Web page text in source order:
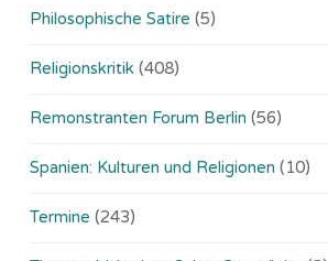
Philosophische Satire (5)
Religionskritik (408)
Remonstranten Forum Berlin (56)
Spanien: Kulturen und Religionen (10)
Termine (243)